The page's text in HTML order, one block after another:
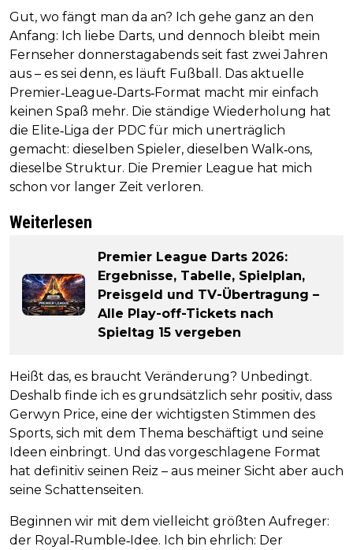
Gut, wo fängt man da an? Ich gehe ganz an den
Anfang: Ich liebe Darts, und dennoch bleibt mein
Fernseher donnerstagabends seit fast zwei Jahren
aus – es sei denn, es läuft Fußball. Das aktuelle
Premier‑League‑Darts‑Format macht mir einfach
keinen Spaß mehr. Die ständige Wiederholung hat
die Elite‑Liga der PDC für mich unerträglich
gemacht: dieselben Spieler, dieselben Walk‑ons,
dieselbe Struktur. Die Premier League hat mich
schon vor langer Zeit verloren.
Weiterlesen
Premier League Darts 2026:
Ergebnisse, Tabelle, Spielplan,
Preisgeld und TV-Übertragung –
Alle Play-off-Tickets nach
Spieltag 15 vergeben
Heißt das, es braucht Veränderung? Unbedingt.
Deshalb finde ich es grundsätzlich sehr positiv, dass
Gerwyn Price, eine der wichtigsten Stimmen des
Sports, sich mit dem Thema beschäftigt und seine
Ideen einbringt. Und das vorgeschlagene Format
hat definitiv seinen Reiz – aus meiner Sicht aber auch
seine Schattenseiten.
Beginnen wir mit dem vielleicht größten Aufreger:
der Royal‑Rumble‑Idee. Ich bin ehrlich: Der